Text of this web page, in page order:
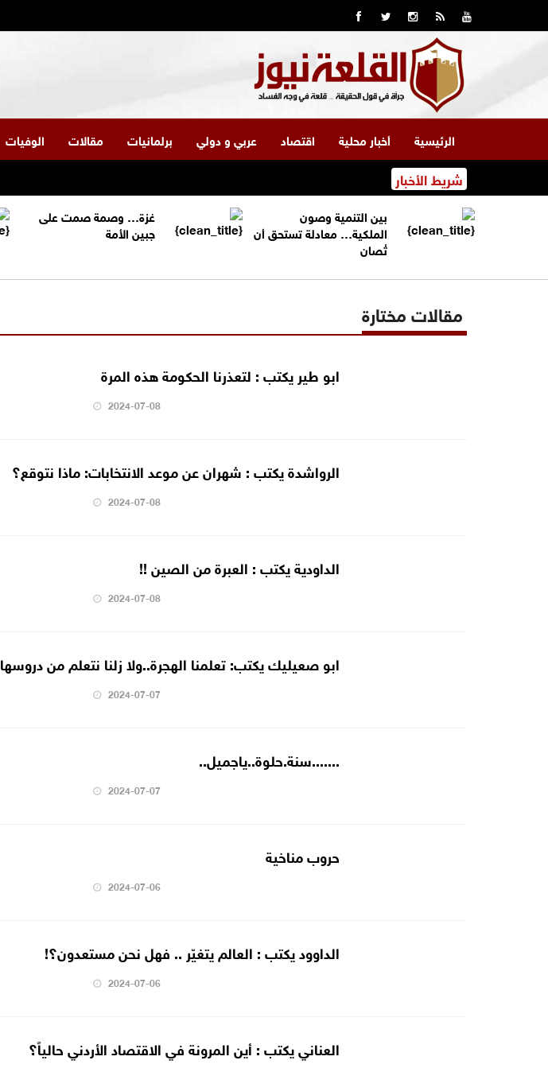
الرئيسية أخبار محلية اقتصاد عربي و دولي برلمانيات مقالات الوفيات
شريط الأخبار
بين التنمية وصون
الملكية… معادلة تستحق أن
تُصان
غزة… وصمة صمت على
جبين الأمة
مقالات مختارة
ابو طير يكتب : لتعذرنا الحكومة هذه المرة
2024-07-08
الرواشدة يكتب : شهران عن موعد الانتخابات: ماذا نتوقع؟
2024-07-08
الداودية يكتب : العبرة من الصين !!
2024-07-08
ابو صعيليك يكتب: تعلمنا الهجرة..ولا زلنا نتعلم من دروسها
2024-07-07
.......سنة.حلوة..ياجميل..
2024-07-07
حروب مناخية
2024-07-06
الداوود يكتب : العالم يتغيّر .. فهل نحن مستعدون؟!
2024-07-06
العناني يكتب : أين المرونة في الاقتصاد الأردني حالياً؟